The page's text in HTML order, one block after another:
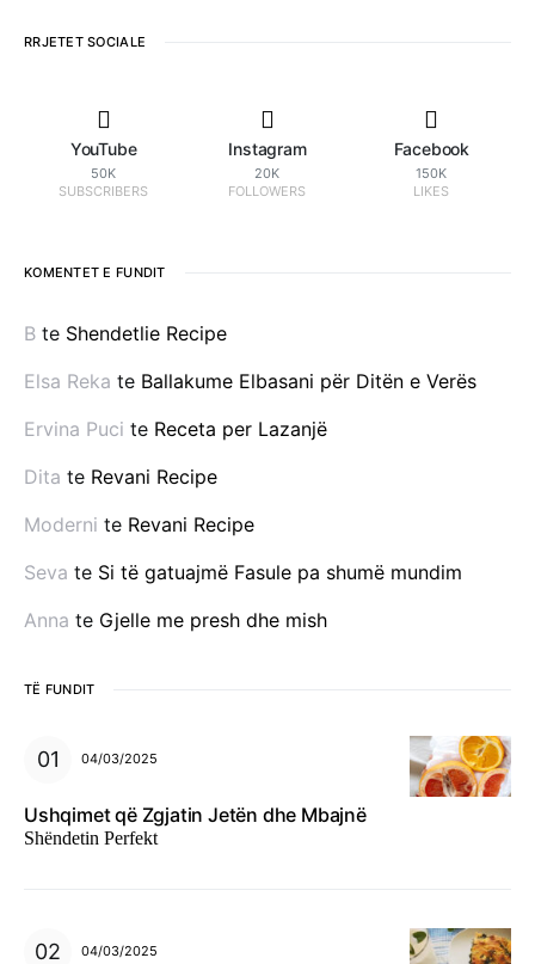
RRJETET SOCIALE
YouTube
50K
SUBSCRIBERS
Instagram
20K
FOLLOWERS
Facebook
150K
LIKES
KOMENTET E FUNDIT
B te Shendetlie Recipe
Elsa Reka te Ballakume Elbasani për Ditën e Verës
Ervina Puci te Receta per Lazanjë
Dita te Revani Recipe
Moderni te Revani Recipe
Seva te Si të gatuajmë Fasule pa shumë mundim
Anna te Gjelle me presh dhe mish
TË FUNDIT
04/03/2025
Ushqimet që Zgjatin Jetën dhe Mbajnë
Shëndetin Perfekt
04/03/2025